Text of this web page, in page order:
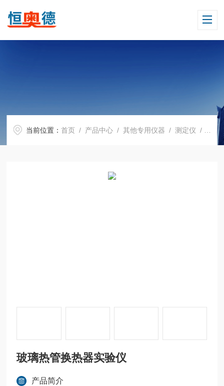
当前位置：首页 / 产品中心 /其他专用仪器 /测定仪 / H17390玻璃热管换热器实验仪
玻璃热管换热器实验仪
产品简介